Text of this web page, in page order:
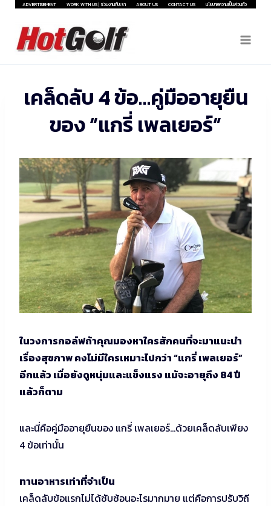
Skip
content
ADVERTISEMENT WORK WITH US | ร่วมงานกับเรา ABOUT US CONTACT US นโยบายความเป็นส่วนตัว
เคล็ดลับ 4 ข้อ…คู่มืออายุยืน
ของ “แกรี่ เพลเยอร์”
ในวงการกอล์ฟถ้าคุณมองหาใครสักคนที่จะมาแนะนำ
เรื่องสุขภาพ คงไม่มีใครเหมาะไปกว่า “แกรี่ เพลเยอร์”
อีกแล้ว เมื่อยังดูหนุ่มและแข็งแรง แม้จะอายุถึง 84 ปี
แล้วก็ตาม
และนี่คือคู่มืออายุยืนของ แกรี่ เพลเยอร์…ด้วยเคล็ดลับเพียง
4 ข้อเท่านั้น
ทานอาหารเท่าที่จำเป็น
เคล็ดลับข้อแรกไม่ได้ซับซ้อนอะไรมากมาย แต่คือการปรับวิถี